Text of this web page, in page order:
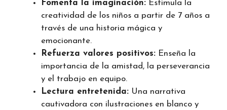
Fomenta la imaginación: Estimula la
creatividad de los niños a partir de 7 años a
través de una historia mágica y
emocionante.
Refuerza valores positivos: Enseña la
importancia de la amistad, la perseverancia
y el trabajo en equipo.
Lectura entretenida: Una narrativa
cautivadora con ilustraciones en blanco y